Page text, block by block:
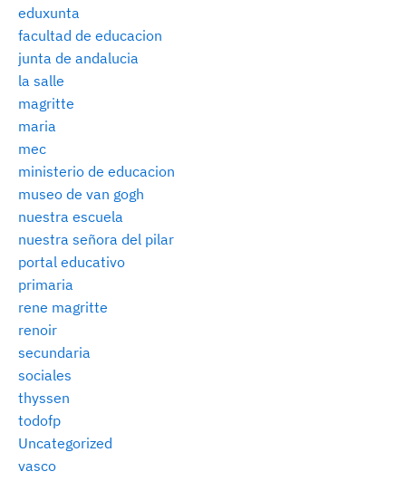
eduxunta
facultad de educacion
junta de andalucia
la salle
magritte
maria
mec
ministerio de educacion
museo de van gogh
nuestra escuela
nuestra señora del pilar
portal educativo
primaria
rene magritte
renoir
secundaria
sociales
thyssen
todofp
Uncategorized
vasco